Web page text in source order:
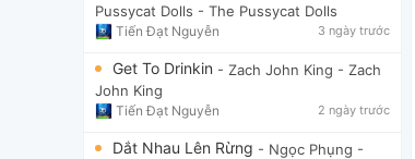
Pussycat Dolls - The Pussycat Dolls
Tiến Đạt Nguyễn 3 ngày trước
Get To Drinkin - Zach John King - Zach
John King
Tiến Đạt Nguyễn 2 ngày trước
Dắt Nhau Lên Rừng - Ngọc Phụng -